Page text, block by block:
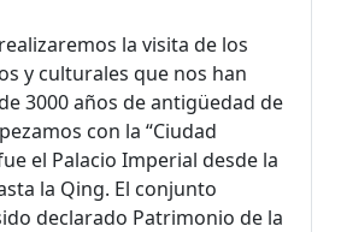
la visita de los
y culturales que nos han
3000 años de antigüedad de
con la “Ciudad
el Palacio Imperial desde la
la Qing. El conjunto
declarado Patrimonio de la